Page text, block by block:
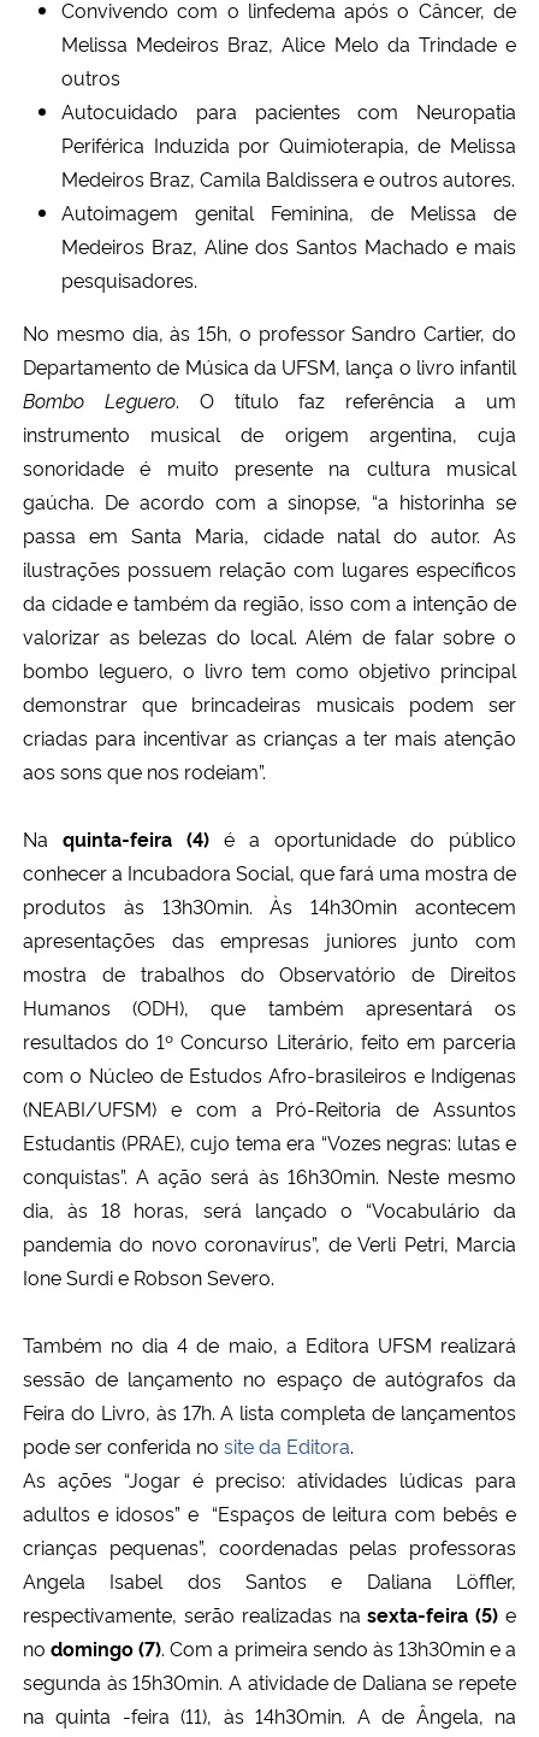
Convivendo com o linfedema após o Câncer, de
Melissa Medeiros Braz, Alice Melo da Trindade e
outros
Autocuidado para pacientes com Neuropatia
Periférica Induzida por Quimioterapia, de Melissa
Medeiros Braz, Camila Baldissera e outros autores.
Autoimagem genital Feminina, de Melissa de
Medeiros Braz, Aline dos Santos Machado e mais
pesquisadores.
No mesmo dia, às 15h, o professor Sandro Cartier, do
Departamento de Música da UFSM, lança o livro infantil
Bombo Leguero. O título faz referência a um
instrumento musical de origem argentina, cuja
sonoridade é muito presente na cultura musical
gaúcha. De acordo com a sinopse, “a historinha se
passa em Santa Maria, cidade natal do autor. As
ilustrações possuem relação com lugares específicos
da cidade e também da região, isso com a intenção de
valorizar as belezas do local. Além de falar sobre o
bombo leguero, o livro tem como objetivo principal
demonstrar que brincadeiras musicais podem ser
criadas para incentivar as crianças a ter mais atenção
aos sons que nos rodeiam”.
Na quinta-feira (4) é a oportunidade do público
conhecer a Incubadora Social, que fará uma mostra de
produtos às 13h30min. Às 14h30min acontecem
apresentações das empresas juniores junto com
mostra de trabalhos do Observatório de Direitos
Humanos (ODH), que também apresentará os
resultados do 1º Concurso Literário, feito em parceria
com o Núcleo de Estudos Afro-brasileiros e Indígenas
(NEABI/UFSM) e com a Pró-Reitoria de Assuntos
Estudantis (PRAE), cujo tema era “Vozes negras: lutas e
conquistas”. A ação será às 16h30min. Neste mesmo
dia, às 18 horas, será lançado o “Vocabulário da
pandemia do novo coronavírus”, de Verli Petri, Marcia
Ione Surdi e Robson Severo.
Também no dia 4 de maio, a Editora UFSM realizará
sessão de lançamento no espaço de autógrafos da
Feira do Livro, às 17h. A lista completa de lançamentos
pode ser conferida no site da Editora.
As ações “Jogar é preciso: atividades lúdicas para
adultos e idosos” e “Espaços de leitura com bebês e
crianças pequenas”, coordenadas pelas professoras
Angela Isabel dos Santos e Daliana Löffler,
respectivamente, serão realizadas nasexta-feira (5) e
nodomingo (7). Com a primeira sendo às 13h30min e a
segunda às 15h30min. A atividade de Daliana se repete
na quinta -feira (11), às 14h30min. A de Ângela, na